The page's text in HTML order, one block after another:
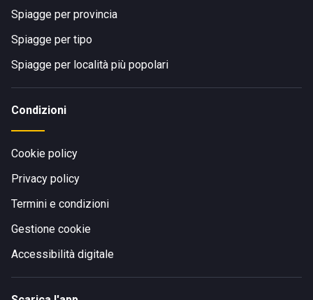
Spiagge per provincia
Spiagge per tipo
Spiagge per località più popolari
Condizioni
Cookie policy
Privacy policy
Termini e condizioni
Gestione cookie
Accessibilità digitale